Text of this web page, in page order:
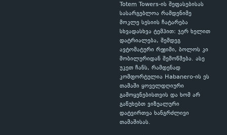
Totem Towers-ის შეფასებისას
სასარგებლოა რამდენიმე
მოკლე სესიის ჩატარება
სხვადასხვა ტემპით: ჯერ ხელით
დატრიალება, შემდეგ
ავტომატური რეჟიმი, ბოლოს კი
მობილურიდან შემოწმება. ასე
უკეთ ჩანს, რამდენად
კომფორტულია Habanero-ის ეს
თამაში ყოველდღიური
გამოყენებისთვის და ხომ არ
გაწუხებთ ვიზუალური
დატვირთვა ხანგრძლივი
თამაშისას.